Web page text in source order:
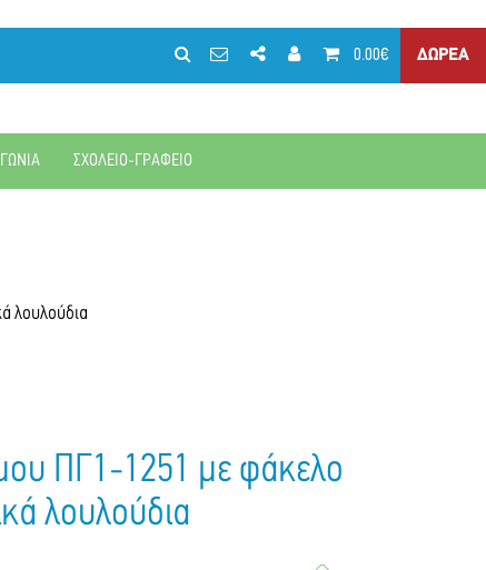
0.00€ ΔΩΡΕΑ
ΓΩΝΙΑ ΣΧΟΛΕΙΟ-ΓΡΑΦΕΙΟ
λουλούδια
ΠΓ1-1251 με φάκελο
λουλούδια